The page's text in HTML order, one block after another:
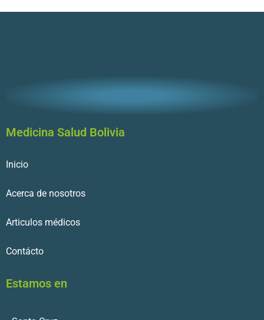
Medicina Salud Bolivia
Inicio
Acerca de nosotros
Articulos médicos
Contácto
Estamos en